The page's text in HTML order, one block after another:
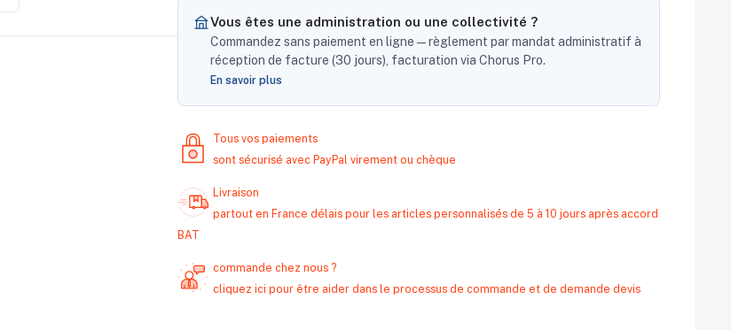
Vous êtes une administration ou une collectivité ?
Commandez sans paiement en ligne — règlement par mandat administratif à
réception de facture (30 jours), facturation via Chorus Pro.
En savoir plus
Tous vos paiements
sont sécurisé avec PayPal virement ou chèque
Livraison
partout en France délais pour les articles personnalisés de 5 à 10 jours après accord
BAT
commande chez nous ?
cliquez ici pour être aider dans le processus de commande et de demande devis